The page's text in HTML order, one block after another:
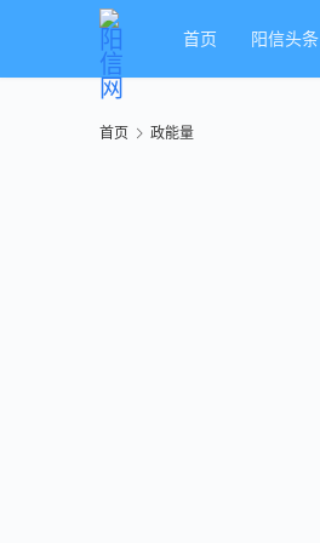
首页 阳信头条
首页 政能量